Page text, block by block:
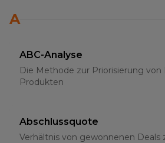
A
ABC-Analyse
Die Methode zur Priorisierung von
Produkten
Abschlussquote
Verhältnis von gewonnenen Deals